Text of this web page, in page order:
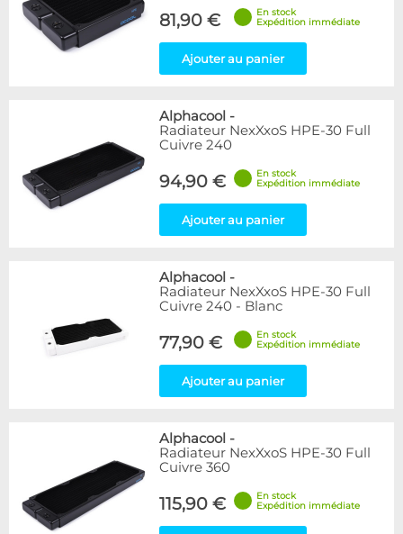
81,90 €
En stock
Expédition immédiate
Ajouter au panier
Alphacool -
Radiateur NexXxoS HPE-30 Full
Cuivre 240
94,90 €
En stock
Expédition immédiate
Ajouter au panier
Alphacool -
Radiateur NexXxoS HPE-30 Full
Cuivre 240 - Blanc
77,90 €
En stock
Expédition immédiate
Ajouter au panier
Alphacool -
Radiateur NexXxoS HPE-30 Full
Cuivre 360
115,90 €
En stock
Expédition immédiate